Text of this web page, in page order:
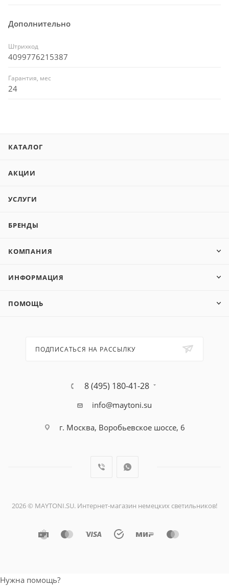
Дополнительно
Штрихкод
4099776215387
Гарантия, мес
24
КАТАЛОГ
АКЦИИ
УСЛУГИ
БРЕНДЫ
КОМПАНИЯ
ИНФОРМАЦИЯ
ПОМОЩЬ
ПОДПИСАТЬСЯ НА РАССЫЛКУ
8 (495) 180-41-28
info@maytoni.su
г. Москва, Воробьевское шоссе, 6
2026 © MAYTONI.SU. Интернет-магазин немецких светильников!
Нужна помощь?